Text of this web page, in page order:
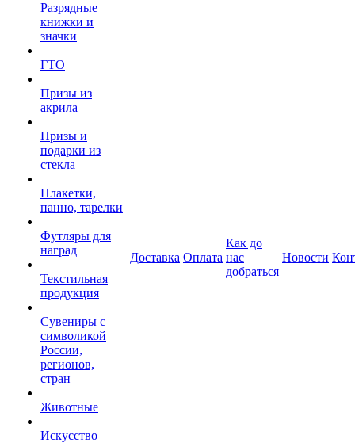
Разрядные
книжки и
значки
ГТО
Призы из
акрила
Призы и
подарки из
стекла
Плакетки,
панно, тарелки
Футляры для
наград
Текстильная
продукция
Сувениры с
символикой
России,
регионов,
стран
Животные
Искусство
Доставка Оплата
Как до
нас
добраться
Новости